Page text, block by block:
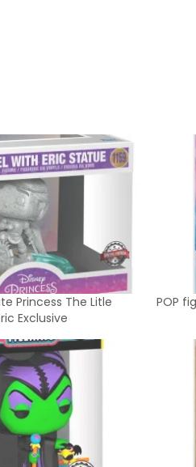
Princess The Litle
Exclusive
POP